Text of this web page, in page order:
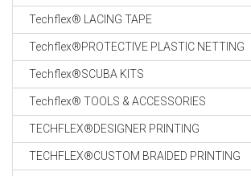
Techflex® LACING TAPE
Techflex®PROTECTIVE PLASTIC NETTING
Techflex®SCUBA KITS
Techflex® TOOLS & ACCESSORIES
TECHFLEX®DESIGNER PRINTING
TECHFLEX®CUSTOM BRAIDED PRINTING